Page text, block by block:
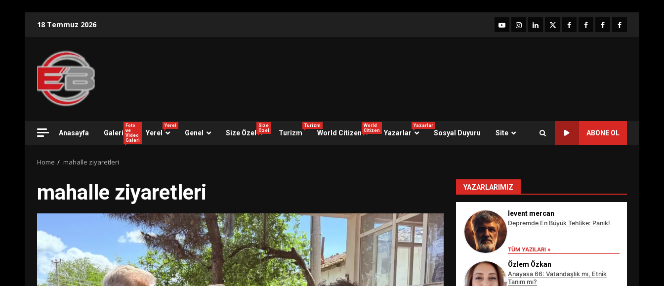
18 Temmuz 2026 YouTubeInstagram
LinkedIntwitterfacebook-Facebook-
Facebook-Facebook-
Anasayfa Galeri
Foto
ve
Video
Galeri
Yerel
Yerel
Genel Size Özel
Size
Özel
Turizm
Turizm
World Citizen
World
Citizen
Yazarlar
Yazarlar
Sosyal Duyuru Site ABONE OL
Home mahalle ziyaretleri
mahalle ziyaretleri YAZARLARIMIZ
levent mercan
Depremde En Büyük Tehlike: Panik!
TÜM YAZILARI »
Özlem Özkan
Anayasa 66: Vatandaşlık mı, Etnik
Tanım mı?